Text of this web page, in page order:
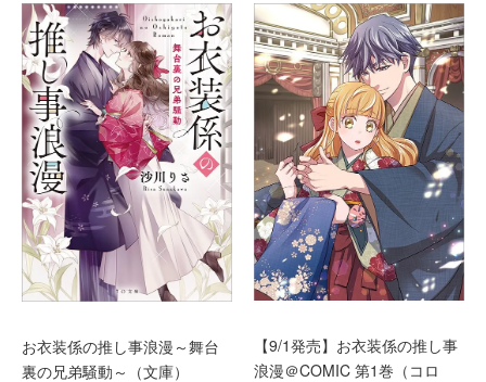
お衣装係の推し事浪漫～舞台
裏の兄弟騒動～（文庫）
【9/1発売】お衣装係の推し事
浪漫＠COMIC 第1巻（コロ